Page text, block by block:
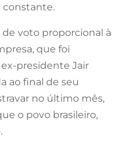
constante.
voto proporcional à
que foi
presidente Jair
ao final de seu
no último mês,
o povo brasileiro,